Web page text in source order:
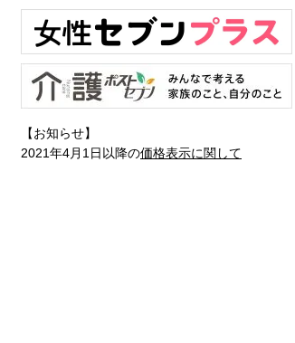
【お知らせ】
2021年4月1日以降の価格表示に関して